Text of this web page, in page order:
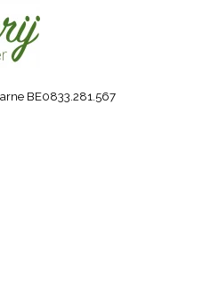
BE0833.281.567